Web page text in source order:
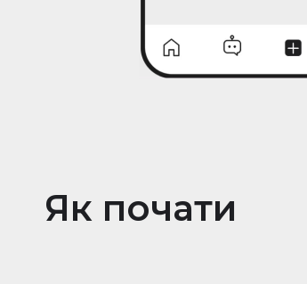
Як почати